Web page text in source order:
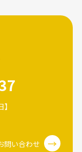
】
問い合わせ →